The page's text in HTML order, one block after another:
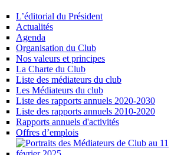
L’éditorial du Président
Actualités
Agenda
Organisation du Club
Nos valeurs et principes
La Charte du Club
Liste des médiateurs du club
Les Médiateurs du club
Liste des rapports annuels 2020-2030
Liste des rapports annuels 2010-2020
Rapports annuels d'activités
Offres d’emplois